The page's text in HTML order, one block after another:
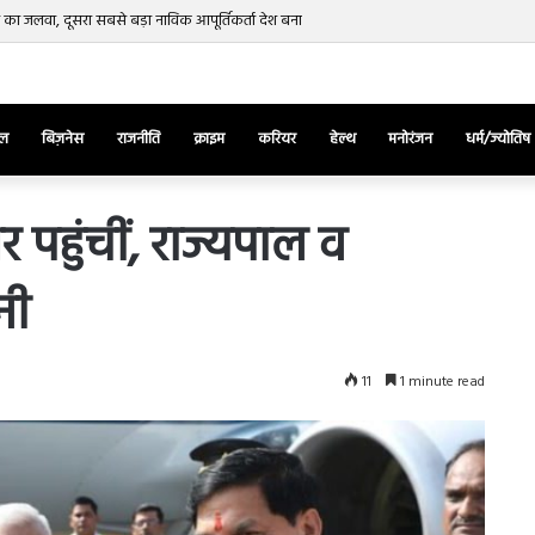
का जलवा, दूसरा सबसे बड़ा नाविक आपूर्तिकर्ता देश बना
बिज़नेस राजनीति क्राइम करियर हेल्थ मनोरंजन धर्म/ज्योतिष
पहुंचीं, राज्यपाल व
11 1 minute read
दिलैक का
खिलाफ
सड़क
पर
पिकाचू,
March 28, 2025
तुर्किए में राष्ट्रपति एर्दोगान के खिलाफ सड़क
पर उतरा पिकाचू, भागते हुए आया नजर, देंखे
वीडियो…